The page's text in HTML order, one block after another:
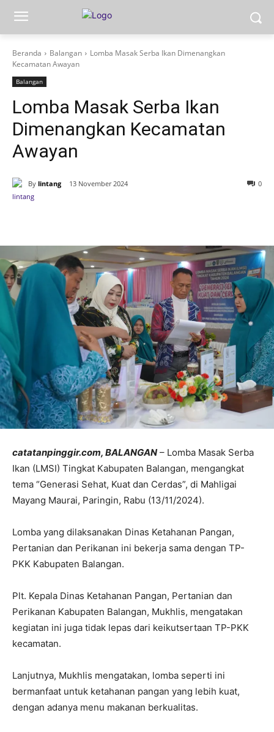
Beranda Balangan
Lomba Masak Serba Ikan Dimenangkan
Kecamatan Awayan
Balangan
Lomba Masak Serba Ikan
Dimenangkan Kecamatan
Awayan
By lintang 13 November 2024 0
catatanpinggir.com, BALANGAN – Lomba Masak Serba
Ikan (LMSI) Tingkat Kabupaten Balangan, mengangkat
tema “Generasi Sehat, Kuat dan Cerdas”, di Mahligai
Mayang Maurai, Paringin, Rabu (13/11/2024).
Lomba yang dilaksanakan Dinas Ketahanan Pangan,
Pertanian dan Perikanan ini bekerja sama dengan TP-
PKK Kabupaten Balangan.
Plt. Kepala Dinas Ketahanan Pangan, Pertanian dan
Perikanan Kabupaten Balangan, Mukhlis, mengatakan
kegiatan ini juga tidak lepas dari keikutsertaan TP-PKK
kecamatan.
Lanjutnya, Mukhlis mengatakan, lomba seperti ini
bermanfaat untuk ketahanan pangan yang lebih kuat,
dengan adanya menu makanan berkualitas.